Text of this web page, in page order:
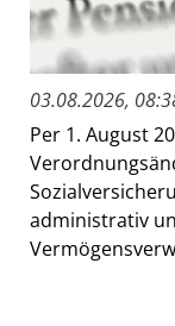
03.08.2026,
Per 1. August
administrativ